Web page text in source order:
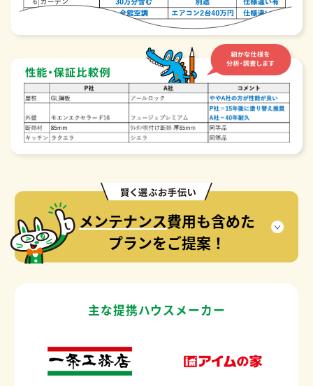
メンテナンス費用も含めた
プランをご提案！
主な提携ハウスメーカー